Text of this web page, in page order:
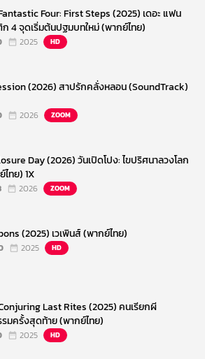
Four: First Steps (2025) เดอะ แฟน
4 จุดเริ่มต้นปฐมบทใหม่ (พากย์ไทย)
2025 HD
(2026) สาปรักคลั่งหลอน (SoundTrack)
2026 ZOOM
Day (2026) วันเปิดโปง: ไขปริศนาลวงโลก
ทย) 1X
2026 ZOOM
(2025) เวเพินส์ (พากย์ไทย)
2025 HD
Last Rites (2025) คนเรียกผี
มครั้งสุดท้าย (พากย์ไทย)
2025 HD